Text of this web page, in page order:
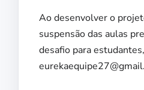
Ao desenvolver o
suspensão das aulas
desafio para